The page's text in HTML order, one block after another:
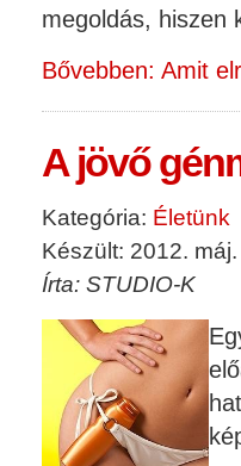
megoldás, hiszen
Bővebben: Amit
A jövő
Kategória: Életünk
Készült: 2012.
Írta: STUDIO-K